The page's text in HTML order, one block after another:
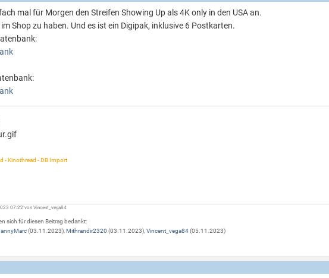
mal für Morgen den Streifen Showing Up als 4K only in den USA an.
Shop zu haben. Und es ist ein Digipak, inklusive 6 Postkarten.
- Kinothread - DB Import
07:22 von Vincent_vega84
sich für diesen Beitrag bedankt:
(03.11.2023), Mithrandir2320 (03.11.2023), Vincent_vega84(05.11.2023)